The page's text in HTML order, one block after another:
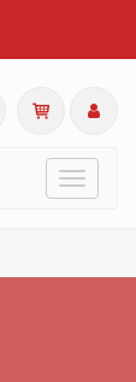
Toggle